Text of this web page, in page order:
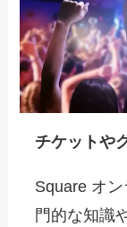
チケットや
Square オ
門的な知識